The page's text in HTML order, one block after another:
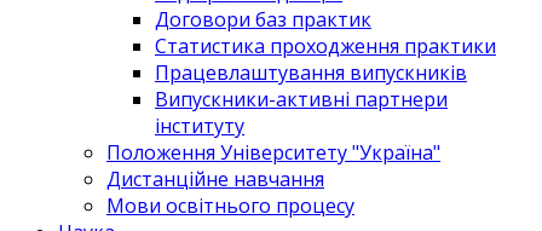
Договори баз практик
Статистика проходження практики
Працевлаштування випускників
Випускники-активні партнери
інституту
Положення Університету "Україна"
Дистанційне навчання
Мови освітнього процесу